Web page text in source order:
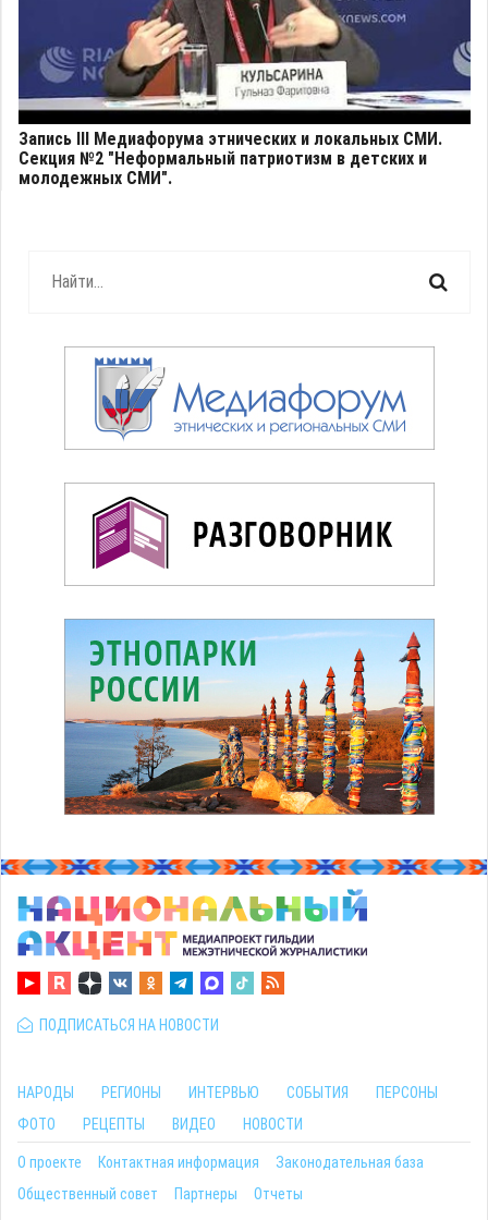
Запись III Медиафорума этнических и локальных СМИ.
Секция №2 "Неформальный патриотизм в детских и
молодежных СМИ".
ПОДПИСАТЬСЯ НА НОВОСТИ
НАРОДЫ РЕГИОНЫ ИНТЕРВЬЮ СОБЫТИЯ
ПЕРСОНЫ
ФОТО
РЕЦЕПТЫ ВИДЕО НОВОСТИ
О проекте Контактная информация
Законодательная база
Общественный совет
Партнеры Отчеты